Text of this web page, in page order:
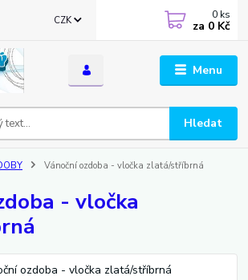
Menu
CZK
Hledat
0 ks
za 0 Kč
Vánoční ozdoba - vločka zlatá/stříbrná
- vločka